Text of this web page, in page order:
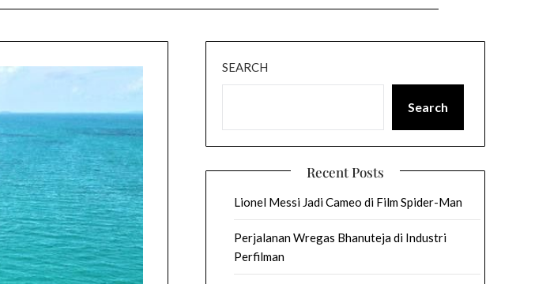
SEARCH
Search
Recent Posts
Lionel Messi Jadi Cameo di Film Spider-Man
Perjalanan Wregas Bhanuteja di Industri
Perfilman